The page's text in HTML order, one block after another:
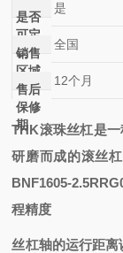
是否
可定
制
是
销售
区域
全国
售后
保修
期
12个月
THK滚珠丝杠是
研磨而成的滚丝
BNF1605-
程精度
丝杠轴的运行距离